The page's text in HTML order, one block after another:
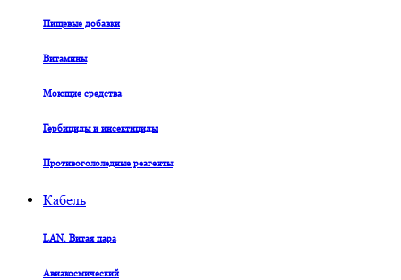
Пищевые добавки
Витамины
Моющие средства
Гербициды и инсектициды
Противогололедные реагенты
Кабель
LAN. Витая пара
Авиакосмический